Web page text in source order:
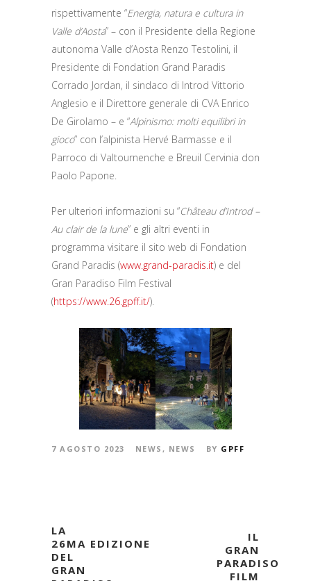
rispettivamente “Energia, natura e cultura in
Valle d’Aosta” – con il Presidente della Regione
autonoma Valle d’Aosta Renzo Testolini, il
Presidente di Fondation Grand Paradis
Corrado Jordan, il sindaco di Introd Vittorio
Anglesio e il Direttore generale di CVA Enrico
De Girolamo – e “Alpinismo: molti equilibri in
gioco” con l’alpinista Hervé Barmasse e il
Parroco di Valtournenche e Breuil Cervinia don
Paolo Papone.
Per ulteriori informazioni su “Château d’Introd –
Au clair de la lune” e gli altri eventi in
programma visitare il sito web di Fondation
Grand Paradis (www.grand-paradis.it) e del
Gran Paradiso Film Festival
(https://www.26.gpff.it/).
7 AGOSTO 2023 NEWS , NEWS BY GPFF
LA
26MA EDIZIONE
DEL
GRAN
IL
GRAN
PARADISO
FILM